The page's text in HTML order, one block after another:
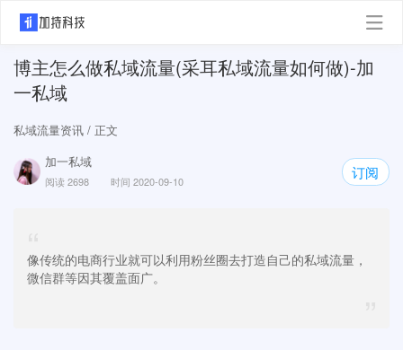
博主怎么做私域流量(采耳私域流量如何做)-加
一私域
私域流量资讯 / 正文
加一私域
阅读 2698 时间 2020-09-10
订阅
“
像传统的电商行业就可以利用粉丝圈去打造自己的私域流量，
微信群等因其覆盖面广。